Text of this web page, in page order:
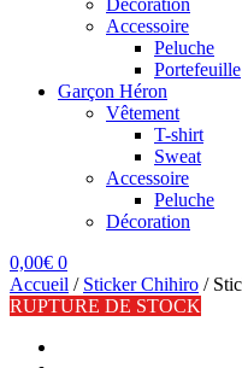
Décoration
Accessoire
Peluche
Portefeuille
Garçon Héron
Vêtement
T-shirt
Sweat
Accessoire
Peluche
Décoration
0,00€ 0
Accueil / Sticker Chihiro /
RUPTURE DE STOCK